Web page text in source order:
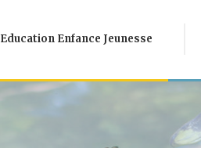
Education Enfance Jeunesse